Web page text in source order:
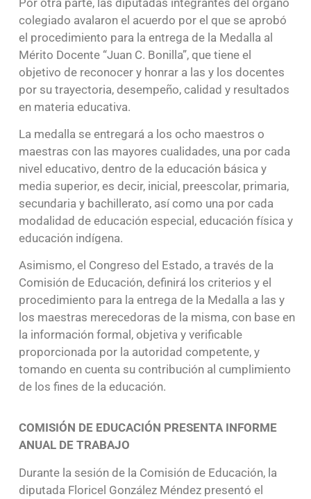
colegiado avalaron el acuerdo por el que se aprobó
el procedimiento para la entrega de la Medalla al
Mérito Docente “Juan C. Bonilla”, que tiene el
objetivo de reconocer y honrar a las y los docentes
por su trayectoria, desempeño, calidad y resultados
en materia educativa.
La medalla se entregará a los ocho maestros o
maestras con las mayores cualidades, una por cada
nivel educativo, dentro de la educación básica y
media superior, es decir, inicial, preescolar, primaria,
secundaria y bachillerato, así como una por cada
modalidad de educación especial, educación física y
educación indígena.
Asimismo, el Congreso del Estado, a través de la
Comisión de Educación, definirá los criterios y el
procedimiento para la entrega de la Medalla a las y
los maestras merecedoras de la misma, con base en
la información formal, objetiva y verificable
proporcionada por la autoridad competente, y
tomando en cuenta su contribución al cumplimiento
de los fines de la educación.
COMISIÓN DE EDUCACIÓN PRESENTA INFORME
ANUAL DE TRABAJO
Durante la sesión de la Comisión de Educación, la
diputada Floricel González Méndez presentó el